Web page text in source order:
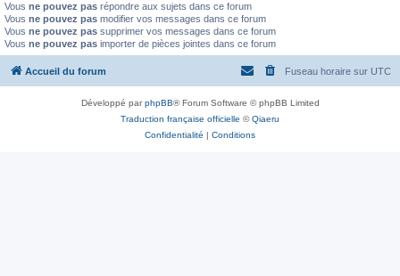
Vous ne pouvez pas répondre aux sujets dans ce forum
Vous ne pouvez pas modifier vos messages dans ce forum
Vous ne pouvez pas supprimer vos messages dans ce forum
Vous ne pouvez pas importer de pièces jointes dans ce forum
Accueil du forum Fuseau horaire sur UTC
Développé parphpBB® Forum Software © phpBB Limited
Traduction française officielle ©Qiaeru
Confidentialité | Conditions